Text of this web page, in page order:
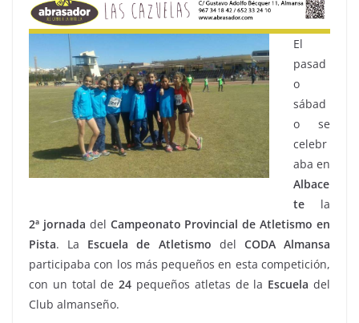
El
pasad
o
sábad
o se
celebr
aba en
Albace
te la
2ª jornada del Campeonato Provincial de Atletismo en
Pista. La Escuela de Atletismo del CODA Almansa
participaba con los más pequeños en esta competición,
con un total de24 pequeños atletas de la Escuela del
Club almanseño.